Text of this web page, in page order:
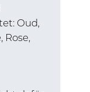
Oud,
Rose,